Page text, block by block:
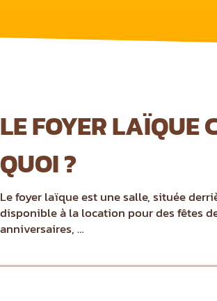
LE FOYER LAÏQUE
QUOI ?
Le foyer laïque est une salle, située
disponible à la location pour des fêtes
anniversaires, …